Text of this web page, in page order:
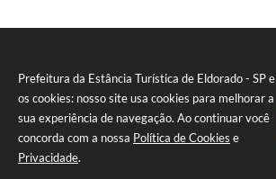
Prefeitura da Estância Turística de Eldorado - SP e
os cookies: nosso site usa cookies para melhorar a
sua experiência de navegação. Ao continuar você
concorda com a nossa Política de Cookies e
Privacidade.